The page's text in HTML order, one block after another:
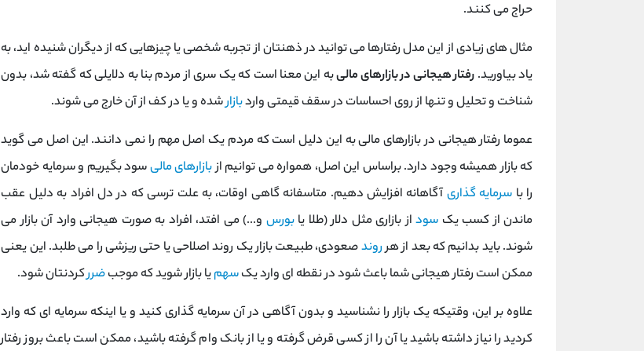
حراج می کنند.
مثال های زیادی از این مدل رفتارها می توانید در ذهنتان از تجربه شخصی یا چیزهایی که از دیگران شنیده اید، به
یاد بیاورید. رفتار هیجانی در بازارهای مالیبه این معنا است که یک سری از مردم بنا به دلایلی که گفته شد، بدون
شناخت و تحلیل و تنها از روی احساسات در سقف قیمتی واردبازارشده و یا در کف از آن خارج می شوند.
عموما رفتار هیجانی در بازارهای مالی به این دلیل است که مردم یک اصل مهم را نمی دانند. این اصل می گوید
که بازار همیشه وجود دارد. براساس این اصل، همواره می توانیم ازبازارهای مالیسود بگیریم و سرمایه خودمان
را با سرمایه گذاریآگاهانه افزایش دهیم. متاسفانه گاهی اوقات، به علت ترسی که در دل افراد به دلیل عقب
ماندن از کسب یک سوداز بازاری مثل دلار (طلا یابورس و...) می افتد، افراد به صورت هیجانی وارد آن بازار می
شوند. باید بدانیم که بعد از هرروندصعودی، طبیعت بازار یک روند اصلاحی یا حتی ریزشی را می طلبد. این یعنی
ممکن است رفتار هیجانی شما باعث شود در نقطه ای وارد یکسهمیا بازار شوید که موجبضررکردنتان شود.
علاوه بر این، وقتیکه یک بازار را نشناسید و بدون آگاهی در آن سرمایه گذاری کنید و یا اینکه سرمایه ای که وارد
کردید را نیاز داشته باشید یا آن را از کسی قرض گرفته و یا از بانک وام گرفته باشید، ممکن است باعث بروز رفتار